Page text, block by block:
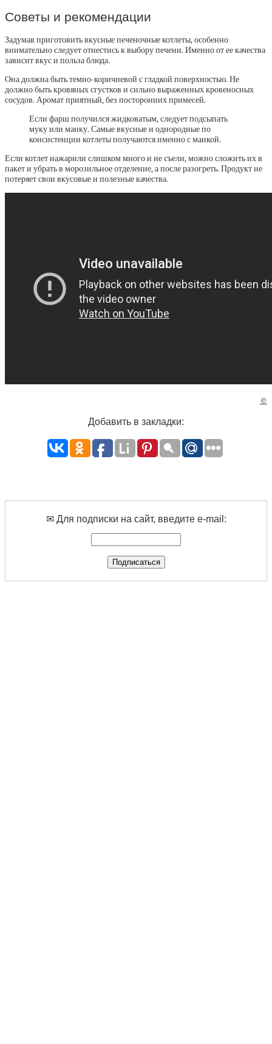
Советы и рекомендации
Задумав приготовить вкусные печеночные котлеты, особенно
внимательно следует отнестись к выбору печени. Именно от ее качества
зависит вкус и польза блюда.
Она должна быть темно-коричневой с гладкой поверхностью. Не
должно быть кровяных сгустков и сильно выраженных кровеносных
сосудов. Аромат приятный, без посторонних примесей.
Если фарш получился жидковатым, следует подсыпать
муку или манку. Самые вкусные и однородные по
консистенции котлеты получаются именно с манкой.
Если котлет нажарили слишком много и не съели, можно сложить их в
пакет и убрать в морозильное отделение, а после разогреть. Продукт не
потеряет свои вкусовые и полезные качества.
©
Добавить в закладки:
✉ Для подписки на сайт, введите e-mail: